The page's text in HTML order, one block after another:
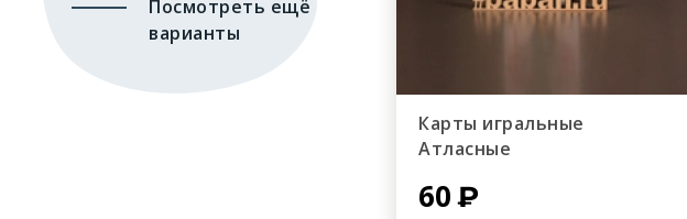
Посмотреть ещё
варианты
Карты игральные
Атласные
60